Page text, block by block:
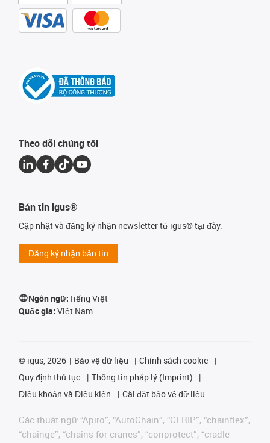
Theo dõi chúng tôi
Bản tin igus®
Cập nhật và đăng ký nhận newsletter từ igus® tại đây.
Đăng ký nhận bản tin
Ngôn ngữ:Tiếng Việt
Quốc gia: Việt Nam
© igus, 2026 Bảo vệ dữ liệu
Chính sách cookie
Quy định thủ tục
Thông tin pháp lý (Imprint)
Điều khoản và Điều kiện
Cài đặt bảo vệ dữ liệu
Các thuật ngữ “Apiro”, “AutoChain”, “CFRIP”, “chainflex”,
“chainge”, “chains for cranes”, “conprotect”, “cradle-